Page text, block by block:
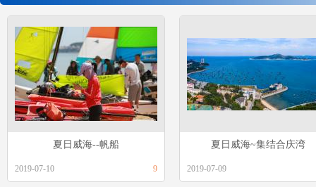
夏日威海--帆船
2019-07-10 9
夏日威海~集结合庆湾
2019-07-09